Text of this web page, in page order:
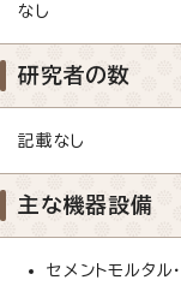
なし
研究者の数
記載なし
主な機器設備
セメントモルタル